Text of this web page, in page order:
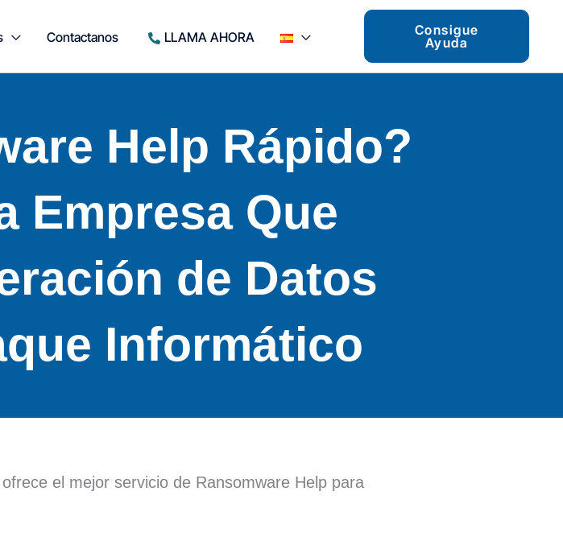
Contactanos LLAMA AHORA
Consigue
Ayuda
Help Rápido?
Empresa Que
de Datos
Informático
el mejor servicio de Ransomware Help para